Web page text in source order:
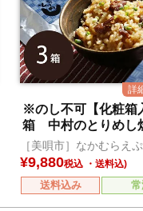
※のし不可【化粧箱
箱 中村のとりめし
みセット
［美唄市］なかむらえぷ
楽部
¥9,880税込
送料込み 常